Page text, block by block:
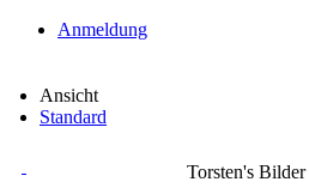
Anmeldung
Ansicht
Standard
Torsten's Bilder